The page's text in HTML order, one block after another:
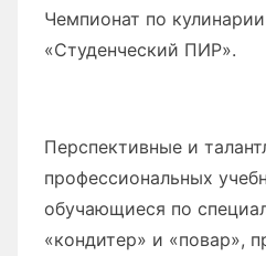
Чемпионат по
«Студенческий ПИР».
Перспективные и
профессиональных
обучающиеся по
«кондитер» и «повар»,